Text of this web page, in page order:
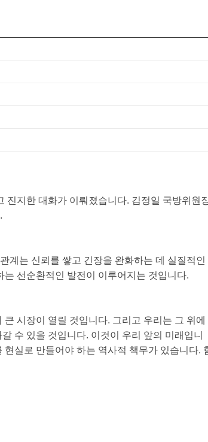
진지한 대화가 이뤄졌습니다. 김정일 국방위원
계는 신뢰를 쌓고 긴장을 완화하는 데 실질적인
선순환적인 발전이 이루어지는 것입니다.
시장이 열릴 것입니다. 그리고 우리는 그 위에
수 있을 것입니다. 이것이 우리 앞의 미래입니
실로 만들어야 하는 역사적 책무가 있습니다.